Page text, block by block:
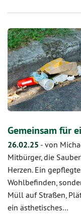
Gemeinsam für
26.02.25 - von
Mitbürger, die
Herzen. Ein
Wohlbefinden,
Müll auf Straßen,
ein ästhetisches…